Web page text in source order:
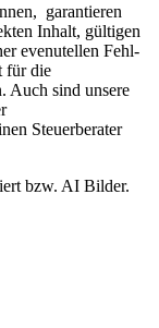
garantieren
Inhalt, gültigen
evenutellen Fehl-
für die
Auch sind unsere
Steuerberater
bzw. AI Bilder.